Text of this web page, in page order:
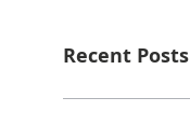
Recent Posts